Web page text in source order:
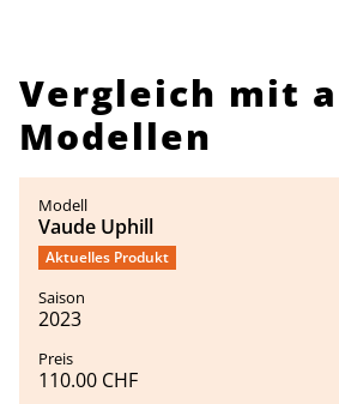
Vergleich mit
Modellen
Vaude Uphill
Aktuelles Produkt
2023
110.00 CHF